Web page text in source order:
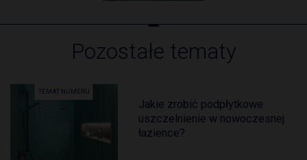
Pozostałe tematy
TEMAT NUMERU
Jakie zrobić podpłytkowe
uszczelnienie w nowoczesnej
łazience?